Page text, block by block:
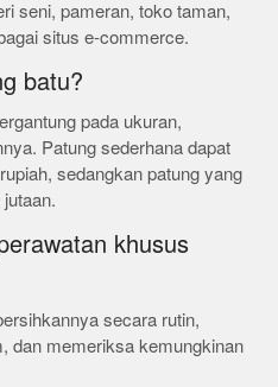
seni, pameran, toko taman,
situs e-commerce.
batu?
pada ukuran,
Patung sederhana dapat
sedangkan patung yang
khusus
secara rutin,
dan memeriksa kemungkinan